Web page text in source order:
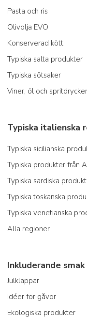
Pasta och ris
Olivolja EVO
Konserverad kött
Typiska salta produkter
Typiska sötsaker
Viner, öl och spritdrycker
Typiska italienska
Typiska sicilianska
Typiska produkter från
Typiska sardiska
Typiska toskanska
Typiska venetianska
Alla regioner
Inkluderande smak
Julklappar
Idéer för gåvor
Ekologiska produkter